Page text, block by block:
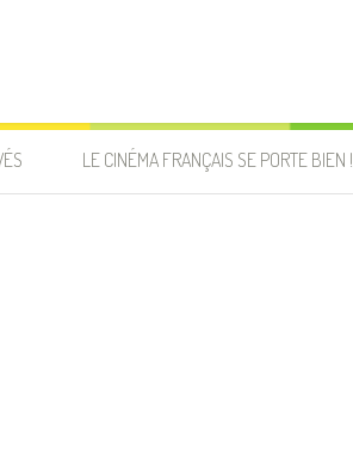
LE CINÉMA FRANÇAIS SE PORTE BIEN !